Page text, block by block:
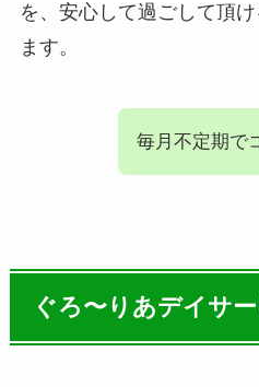
を、安心して過ごして頂
ます。
毎月不定期で
ぐろ〜りあデイサ